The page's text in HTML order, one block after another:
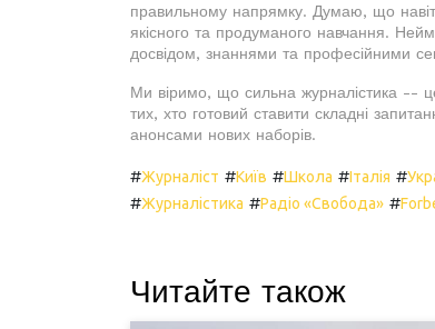
правильному напрямку. Думаю, що
якісного та продуманого навчання.
досвідом, знаннями та професійними
Ми віримо, що сильна журналістика --
тих, хто готовий ставити складні
анонсами нових наборів.
#Журналіст #Київ #Школа #Італія #
#Журналістика #Радіо «Свобода» #
Читайте також